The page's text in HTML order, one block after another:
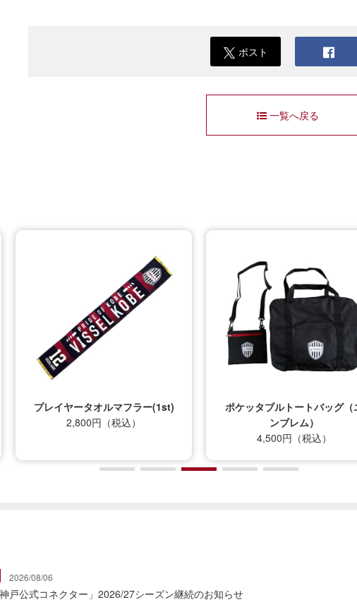
ポスト
一覧へ戻る
プレイヤータオルマフラー(1st)
2,800円（税込）
ポケッタブルトートバッグ（
ンブレム）
4,500円（税込）
2026/08/06
戸公式コネクター」2026/27シーズン継続のお知らせ